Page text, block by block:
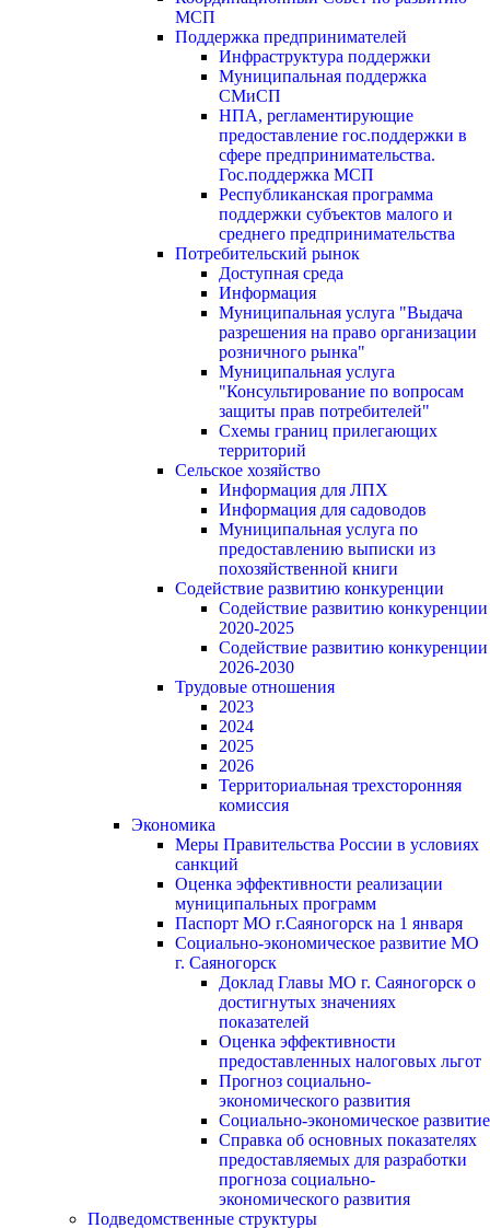
МСП
Поддержка предпринимателей
Инфраструктура поддержки
Муниципальная поддержка
СМиСП
НПА, регламентирующие
предоставление гос.поддержки в
сфере предпринимательства.
Гос.поддержка МСП
Республиканская программа
поддержки субъектов малого и
среднего предпринимательства
Потребительский рынок
Доступная среда
Информация
Муниципальная услуга "Выдача
разрешения на право организации
розничного рынка"
Муниципальная услуга
"Консультирование по вопросам
защиты прав потребителей"
Схемы границ прилегающих
территорий
Сельское хозяйство
Информация для ЛПХ
Информация для садоводов
Муниципальная услуга по
предоставлению выписки из
похозяйственной книги
Содействие развитию конкуренции
Содействие развитию конкуренции
2020-2025
Содействие развитию конкуренции
2026-2030
Трудовые отношения
2023
2024
2025
2026
Территориальная трехсторонняя
комиссия
Экономика
Меры Правительства России в условиях
санкций
Оценка эффективности реализации
муниципальных программ
Паспорт МО г.Саяногорск на 1 января
Социально-экономическое развитие МО
г. Саяногорск
Доклад Главы МО г. Саяногорск о
достигнутых значениях
показателей
Оценка эффективности
предоставленных налоговых льгот
Прогноз социально-
экономического развития
Социально-экономическое развитие
Справка об основных показателях
предоставляемых для разработки
прогноза социально-
экономического развития
Подведомственные структуры